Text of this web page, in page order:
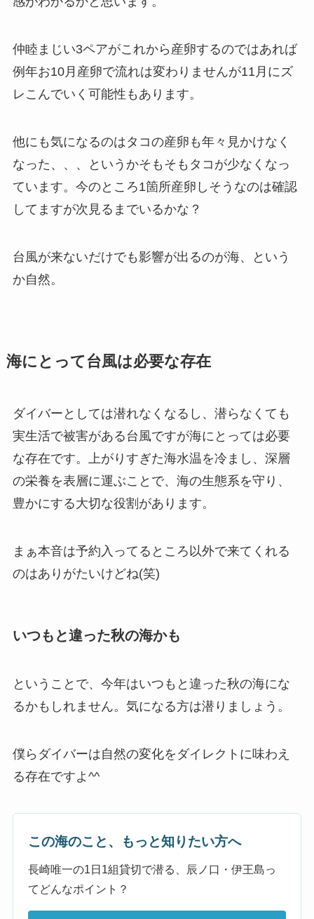
仲睦まじい3ペアがこれから産卵するのではあれば
例年お10月産卵で流れは変わりませんが11月にズ
レこんでいく可能性もあります。
他にも気になるのはタコの産卵も年々見かけなく
なった、、、というかそもそもタコが少なくなっ
ています。今のところ1箇所産卵しそうなのは確認
してますが次見るまでいるかな？
台風が来ないだけでも影響が出るのが海、という
か自然。
海にとって台風は必要な存在
ダイバーとしては潜れなくなるし、潜らなくても
実生活で被害がある台風ですが海にとっては必要
な存在です。上がりすぎた海水温を冷まし、深層
の栄養を表層に運ぶことで、海の生態系を守り、
豊かにする大切な役割があります。
まぁ本音は予約入ってるところ以外で来てくれる
のはありがたいけどね(笑)
いつもと違った秋の海かも
ということで、今年はいつもと違った秋の海にな
るかもしれません。気になる方は潜りましょう。
僕らダイバーは自然の変化をダイレクトに味わえ
る存在ですよ^^
この海のこと、もっと知りたい方へ
長崎唯一の1日1組貸切で潜る、辰ノ口・伊王島っ
てどんなポイント？